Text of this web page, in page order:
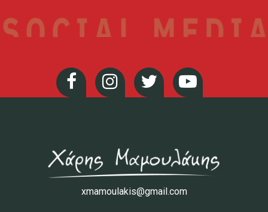
xmamoulakis@gmail.com